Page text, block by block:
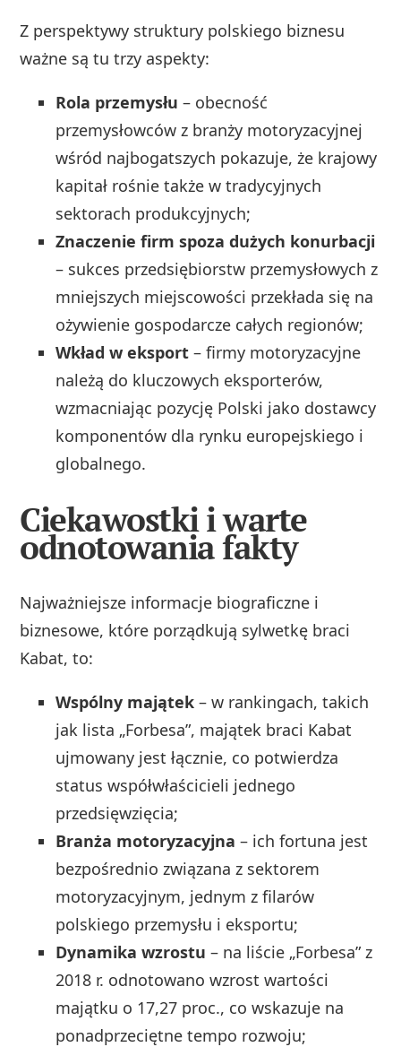
Z perspektywy struktury polskiego biznesu
ważne są tu trzy aspekty:
Rola przemysłu – obecność
przemysłowców z branży motoryzacyjnej
wśród najbogatszych pokazuje, że krajowy
kapitał rośnie także w tradycyjnych
sektorach produkcyjnych;
Znaczenie firm spoza dużych konurbacji
– sukces przedsiębiorstw przemysłowych z
mniejszych miejscowości przekłada się na
ożywienie gospodarcze całych regionów;
Wkład w eksport – firmy motoryzacyjne
należą do kluczowych eksporterów,
wzmacniając pozycję Polski jako dostawcy
komponentów dla rynku europejskiego i
globalnego.
Ciekawostki i warte
odnotowania fakty
Najważniejsze informacje biograficzne i
biznesowe, które porządkują sylwetkę braci
Kabat, to:
Wspólny majątek – w rankingach, takich
jak lista „Forbesa”, majątek braci Kabat
ujmowany jest łącznie, co potwierdza
status współwłaścicieli jednego
przedsięwzięcia;
Branża motoryzacyjna – ich fortuna jest
bezpośrednio związana z sektorem
motoryzacyjnym, jednym z filarów
polskiego przemysłu i eksportu;
Dynamika wzrostu – na liście „Forbesa” z
2018 r. odnotowano wzrost wartości
majątku o 17,27 proc., co wskazuje na
ponadprzeciętne tempo rozwoju;